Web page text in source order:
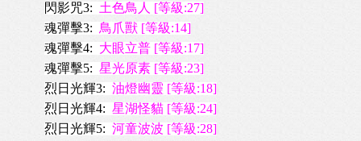
閃影咒3: 土色鳥人 [等級:27]
魂彈擊3: 鳥爪獸 [等級:14]
魂彈擊4: 大眼立普 [等級:17]
魂彈擊5: 星光原素 [等級:23]
烈日光輝3: 油燈幽靈 [等級:18]
烈日光輝4: 星湖怪貓 [等級:24]
烈日光輝5: 河童波波 [等級:28]